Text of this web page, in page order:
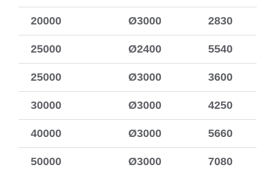
20000 Ø3000 2830
25000 Ø2400 5540
25000 Ø3000 3600
30000 Ø3000 4250
40000 Ø3000 5660
50000 Ø3000 7080